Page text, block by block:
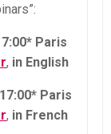
Paris
, in English
Paris
, in French